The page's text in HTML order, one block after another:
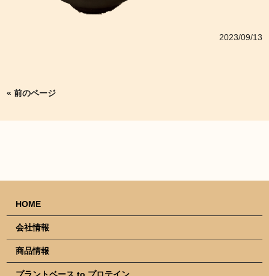
2023/09/13
« 前のページ
HOME
会社情報
商品情報